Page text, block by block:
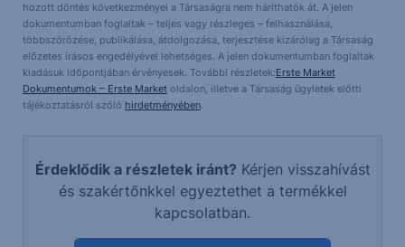
hozott döntés következményei a Társaságra nem háríthatók át. A jelen
dokumentumban foglaltak – teljes vagy részleges – felhasználása,
többszörözése, publikálása, átdolgozása, terjesztése kizárólag a Társaság
előzetes írásos engedélyével lehetséges. A jelen dokumentumban foglaltak
kiadásuk időpontjában érvényesek. További részletek:Erste Market
Dokumentumok – Erste Marketoldalon, illetve a Társaság ügyletek előtti
tájékoztatásról szóló hirdetményében.
Érdeklődik a részletek iránt? Kérjen visszahívást
és szakértőnkkel egyeztethet a termékkel
kapcsolatban.